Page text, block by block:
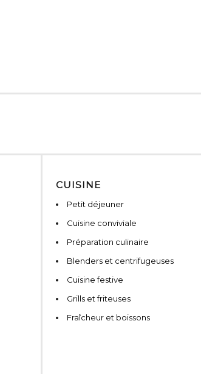
CUISINE
Petit déjeuner
Cuisine conviviale
Préparation culinaire
Blenders et centrifugeuses
Cuisine festive
Grills et friteuses
Fraîcheur et boissons